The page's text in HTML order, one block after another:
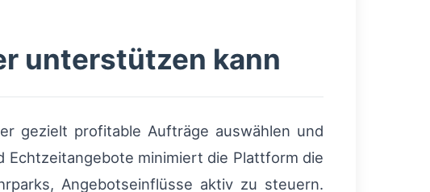
unterstützen kann
gezielt profitable Aufträge auswählen und
Echtzeitangebote minimiert die Plattform die
Angebotseinflüsse aktiv zu steuern.